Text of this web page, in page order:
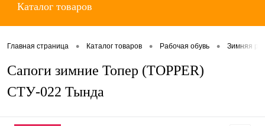
Каталог товаров
Главная страница • Каталог товаров • Рабочая обувь • Зимняя
Сапоги зимние Топер (TOPPER)
СТУ-022 Тында